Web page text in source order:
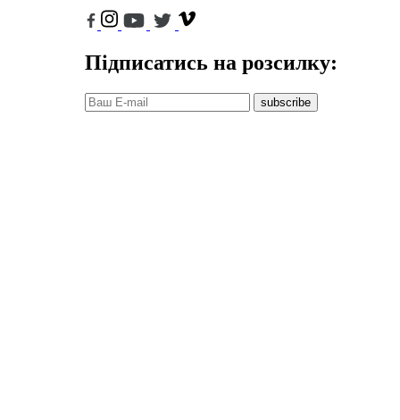
Підписатись на розсилку:
subscribe